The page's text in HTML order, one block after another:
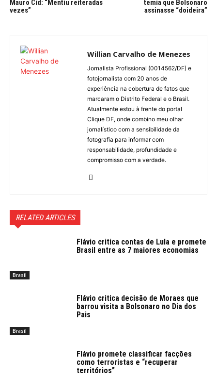
Mauro Cid: “Mentiu reiteradas
vezes”
temia que Bolsonaro
assinasse “doideira”
Willian Carvalho de Menezes
Jornalista Profissional (0014562/DF) e
fotojornalista com 20 anos de
experiência na cobertura de fatos que
marcaram o Distrito Federal e o Brasil.
Atualmente estou à frente do portal
Clique DF, onde combino meu olhar
jornalístico com a sensibilidade da
fotografia para informar com
responsabilidade, profundidade e
compromisso com a verdade.
RELATED ARTICLES
Brasil
Flávio critica contas de Lula e promete
Brasil entre as 7 maiores economias
Brasil
Flávio critica decisão de Moraes que
barrou visita a Bolsonaro no Dia dos
Pais
Flávio promete classificar facções
como terroristas e “recuperar
territórios”